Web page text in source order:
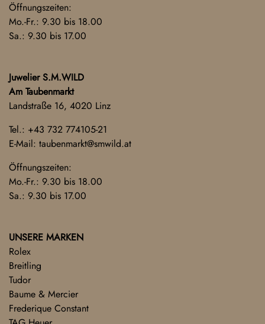
Öffnungszeiten:
Mo.-Fr.: 9.30 bis 18.00
Sa.: 9.30 bis 17.00
Juwelier S.M.WILD
Am Taubenmarkt
Landstraße 16, 4020 Linz
Tel.: +43 732 774105-21
E-Mail: taubenmarkt@smwild.at
Öffnungszeiten:
Mo.-Fr.: 9.30 bis 18.00
Sa.: 9.30 bis 17.00
UNSERE MARKEN
Rolex
Breitling
Tudor
Baume & Mercier
Frederique Constant